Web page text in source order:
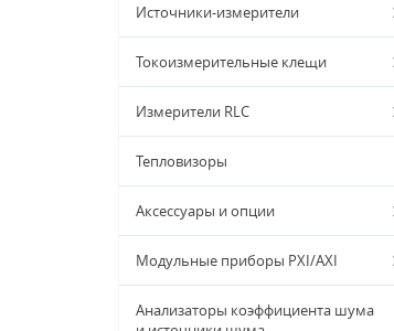
Источники-измерители
Токоизмерительные клещи
Измерители RLC
Тепловизоры
Аксессуары и опции
Модульные приборы PXI/AXI
Анализаторы коэффициента шума